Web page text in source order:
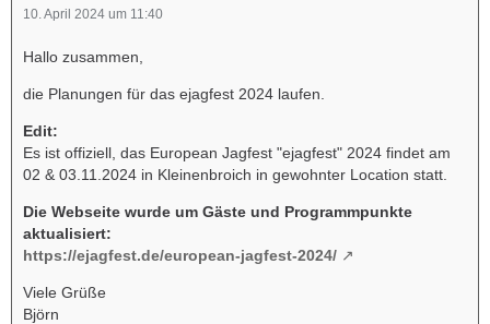
10. April 2024 um 11:40
Hallo zusammen,
die Planungen für das ejagfest 2024 laufen.
Edit:
Es ist offiziell, das European Jagfest "ejagfest" 2024 findet am
02 & 03.11.2024 in Kleinenbroich in gewohnter Location statt.
Die Webseite wurde um Gäste und Programmpunkte
aktualisiert:
https://ejagfest.de/european-jagfest-2024/
Viele Grüße
Björn